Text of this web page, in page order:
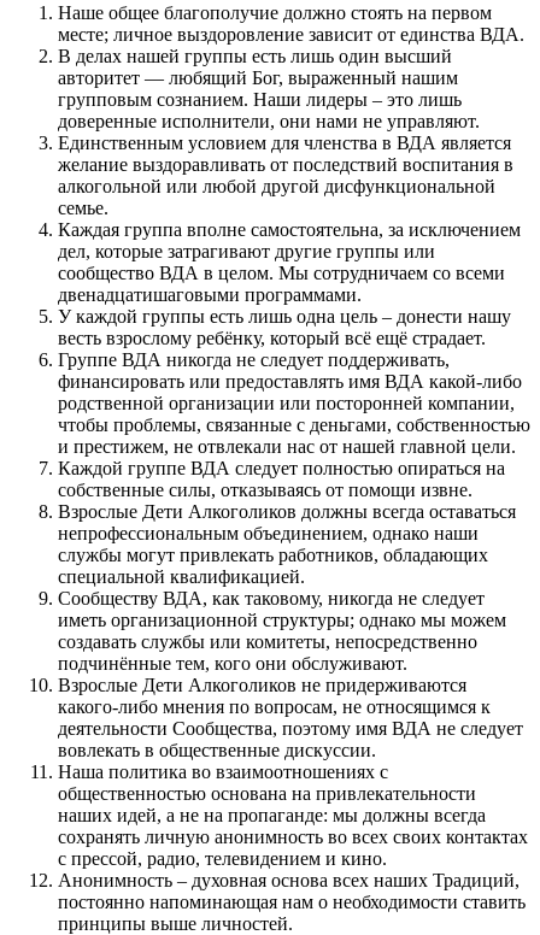
Наше общее благополучие должно стоять на первом
месте; личное выздоровление зависит от единства ВДА.
В делах нашей группы есть лишь один высший
авторитет — любящий Бог, выраженный нашим
групповым сознанием. Наши лидеры – это лишь
доверенные исполнители, они нами не управляют.
Единственным условием для членства в ВДА является
желание выздоравливать от последствий воспитания в
алкогольной или любой другой дисфункциональной
семье.
Каждая группа вполне самостоятельна, за исключением
дел, которые затрагивают другие группы или
сообщество ВДА в целом. Мы сотрудничаем со всеми
двенадцатишаговыми программами.
У каждой группы есть лишь одна цель – донести нашу
весть взрослому ребёнку, который всё ещё страдает.
Группе ВДА никогда не следует поддерживать,
финансировать или предоставлять имя ВДА какой-либо
родственной организации или посторонней компании,
чтобы проблемы, связанные с деньгами, собственностью
и престижем, не отвлекали нас от нашей главной цели.
Каждой группе ВДА следует полностью опираться на
собственные силы, отказываясь от помощи извне.
Взрослые Дети Алкоголиков должны всегда оставаться
непрофессиональным объединением, однако наши
службы могут привлекать работников, обладающих
специальной квалификацией.
Сообществу ВДА, как таковому, никогда не следует
иметь организационной структуры; однако мы можем
создавать службы или комитеты, непосредственно
подчинённые тем, кого они обслуживают.
Взрослые Дети Алкоголиков не придерживаются
какого-либо мнения по вопросам, не относящимся к
деятельности Сообщества, поэтому имя ВДА не следует
вовлекать в общественные дискуссии.
Наша политика во взаимоотношениях с
общественностью основана на привлекательности
наших идей, а не на пропаганде: мы должны всегда
сохранять личную анонимность во всех своих контактах
с прессой, радио, телевидением и кино.
Анонимность – духовная основа всех наших Традиций,
постоянно напоминающая нам о необходимости ставить
принципы выше личностей.